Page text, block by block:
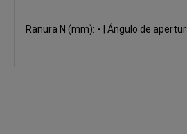
Ranura N (mm): - Ángulo de